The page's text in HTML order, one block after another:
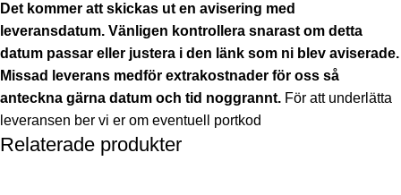
Det kommer att skickas ut en avisering med
leveransdatum. Vänligen kontrollera snarast om detta
datum passar eller justera i den länk som ni blev aviserade.
Missad leverans medför extrakostnader för oss så
anteckna gärna datum och tid noggrannt. För att underlätta
leveransen ber vi er om eventuell portkod
Relaterade produkter